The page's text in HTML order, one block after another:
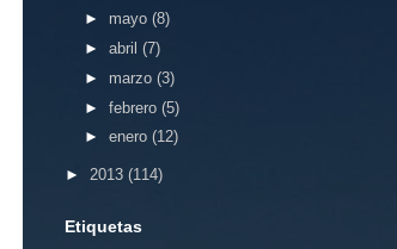
► mayo (8)
► abril (7)
► marzo (3)
► febrero (5)
► enero (12)
► 2013 (114)
Etiquetas